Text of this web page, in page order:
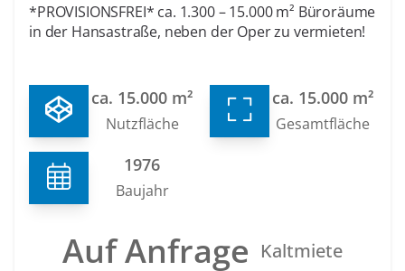
*PROVISIONSFREI* ca. 1.300 – 15.000 m² Büroräume
in der Hansastraße, neben der Oper zu vermieten!
ca. 15.000 m²
Nutzfläche
ca. 15.000 m²
Gesamtfläche
1976
Baujahr
Auf Anfrage Kaltmiete